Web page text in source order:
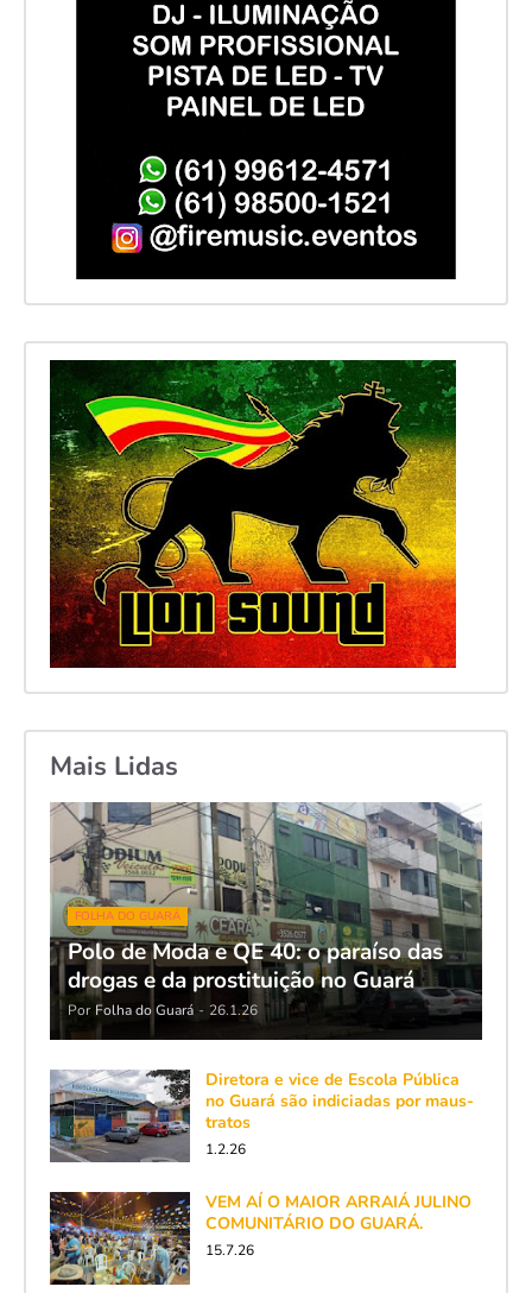
Mais Lidas
FOLHA DO GUARÁ
Polo de Moda e QE 40: o paraíso das
drogas e da prostituição no Guará
Por Folha do Guará - 26.1.26
Diretora e vice de Escola Pública
no Guará são indiciadas por maus-
tratos
1.2.26
VEM AÍ O MAIOR ARRAIÁ JULINO
COMUNITÁRIO DO GUARÁ.
15.7.26